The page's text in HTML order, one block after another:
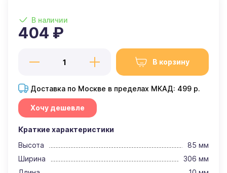
В наличии
404 ₽
В корзину
Доставка по Москве в пределах МКАД: 499 р.
Хочу дешевле
Краткие характеристики
Высота
85 мм
Ширина
306 мм